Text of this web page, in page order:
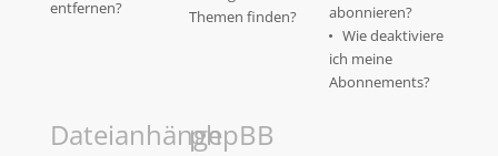
entfernen?
Themen finden?
abonnieren?
Wie deaktiviere
ich meine
Abonnements?
DateianhängephpBB